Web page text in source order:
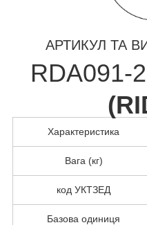
АРТИКУЛ ТА
RDА091-
(
Характеристика
Вага (кг)
код УКТЗЕД
Базова одиниця